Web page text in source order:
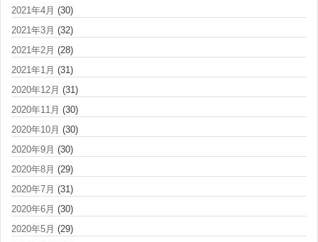
2021年4月 (30)
2021年3月 (32)
2021年2月 (28)
2021年1月 (31)
2020年12月 (31)
2020年11月 (30)
2020年10月 (30)
2020年9月 (30)
2020年8月 (29)
2020年7月 (31)
2020年6月 (30)
2020年5月 (29)